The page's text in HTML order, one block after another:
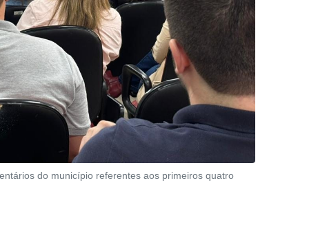
do município referentes aos primeiros quatro